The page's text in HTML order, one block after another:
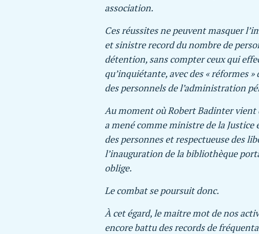
association.
Ces réussites ne peuvent masquer
et sinistre record du nombre de
détention, sans compter ceux qui
qu’inquiétante, avec des « réformes
des personnels de l’administration
Au moment où Robert Badinter
a mené comme ministre de la
des personnes et respectueuse des
l’inauguration de la bibliothèque
oblige.
Le combat se poursuit donc.
À cet égard, le maitre mot de nos
encore battu des records de